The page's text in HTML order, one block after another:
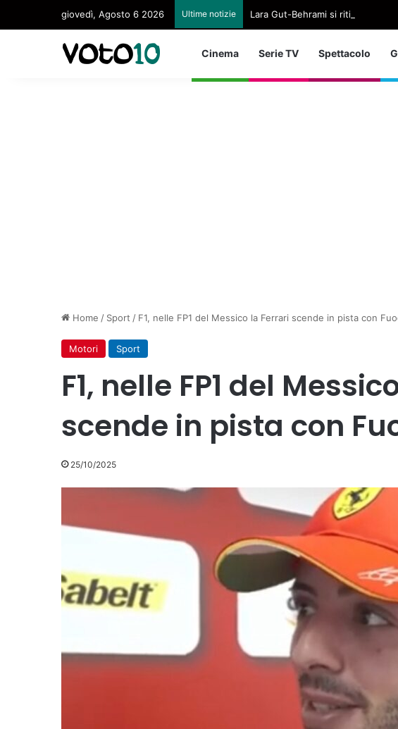
giovedì, Agosto 6 2026 Ultime notizie Lara Gut-Behrami si ritira: So
Cinema Serie TV Spettacolo
Home / Sport / F1, nelle FP1 del Messico la Ferrari scende in pista con
Motori Sport
F1, nelle FP1 del
scende in pista con
25/10/2025